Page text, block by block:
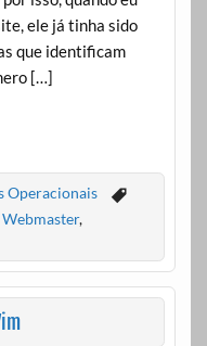
ele já tinha sido
que identificam
[…]
Operacionais
Webmaster,